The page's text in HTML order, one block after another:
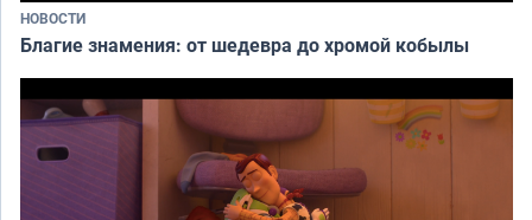
НОВОСТИ
Благие знамения: от шедевра до хромой кобылы